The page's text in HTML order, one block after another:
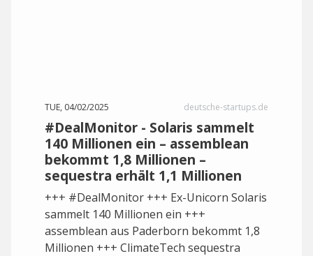
TUE, 04/02/2025 deutsche-startups.de
#DealMonitor - Solaris sammelt
140 Millionen ein – assemblean
bekommt 1,8 Millionen –
sequestra erhält 1,1 Millionen
+++ #DealMonitor +++ Ex-Unicorn Solaris
sammelt 140 Millionen ein +++
assemblean aus Paderborn bekommt 1,8
Millionen +++ ClimateTech sequestra